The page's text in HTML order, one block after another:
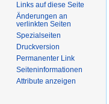
Links auf diese Seite
Änderungen an
verlinkten Seiten
Spezialseiten
Druckversion
Permanenter Link
Seiten­­informationen
Attribute anzeigen